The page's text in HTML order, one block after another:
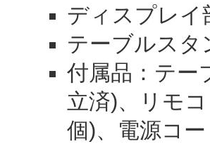
ディスプレイ
テーブルスタ
付属品：テー
立済)、リモ
個)、電源コ